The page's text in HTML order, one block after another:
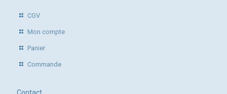
CGV
Mon compte
Panier
Commande